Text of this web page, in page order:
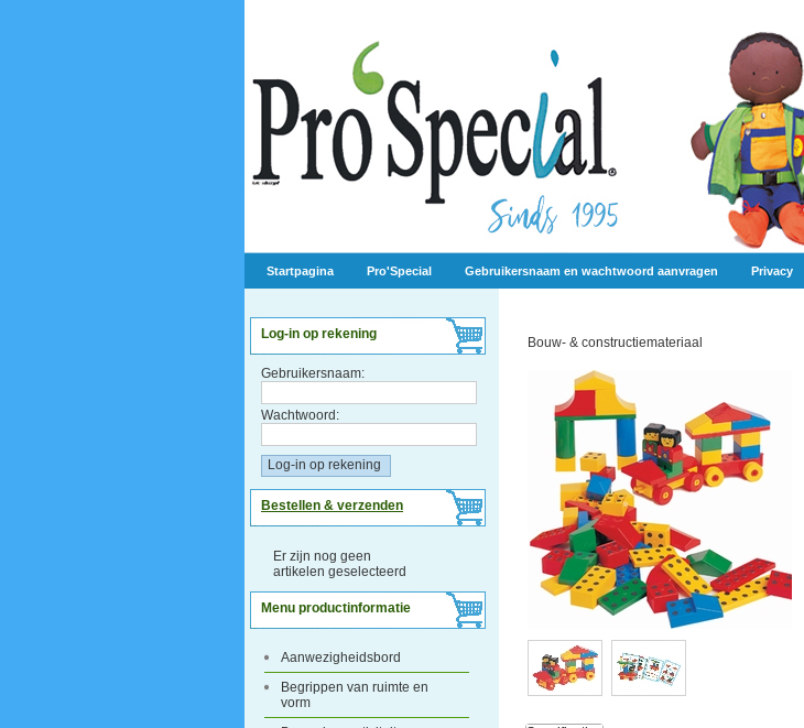
Startpagina Pro'Special Gebruikersnaam en wachtwoord aanvragen Privacy
Log-in op rekening
Gebruikersnaam:
Wachtwoord:
Bestellen & verzenden
Er zijn nog geen
artikelen geselecteerd
Menu productinformatie
Aanwezigheidsbord
Begrippen van ruimte en
vorm
Bouw- & constructiemateriaal